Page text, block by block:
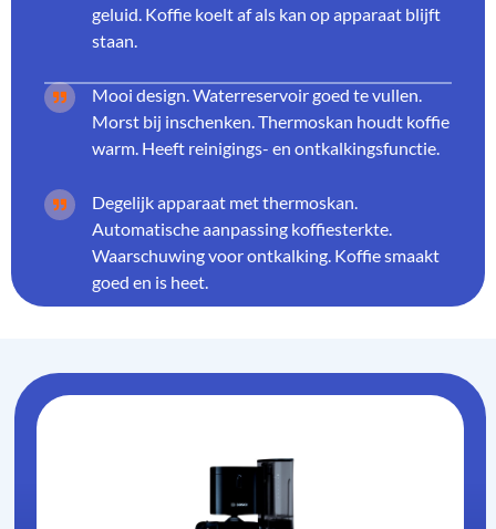
geluid. Koffie koelt af als kan op apparaat blijft
staan.
Mooi design. Waterreservoir goed te vullen.
Morst bij inschenken. Thermoskan houdt koffie
warm. Heeft reinigings- en ontkalkingsfunctie.
Degelijk apparaat met thermoskan.
Automatische aanpassing koffiesterkte.
Waarschuwing voor ontkalking. Koffie smaakt
goed en is heet.